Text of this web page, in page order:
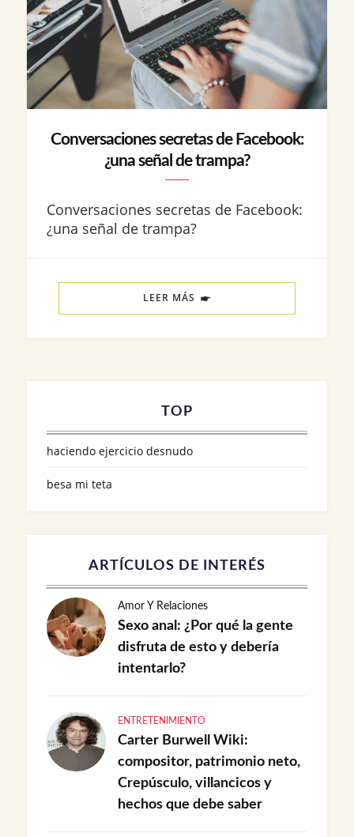
Conversaciones secretas de Facebook:
¿una señal de trampa?
Conversaciones secretas de Facebook:
¿una señal de trampa?
LEER MÁS
TOP
haciendo ejercicio desnudo
besa mi teta
ARTÍCULOS DE INTERÉS
Amor Y Relaciones
Sexo anal: ¿Por qué la gente
disfruta de esto y debería
intentarlo?
ENTRETENIMIENTO
Carter Burwell Wiki:
compositor, patrimonio neto,
Crepúsculo, villancicos y
hechos que debe saber